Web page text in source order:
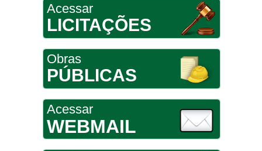
Acessar
LICITAÇÕES
Obras
PÚBLICAS
Acessar
WEBMAIL